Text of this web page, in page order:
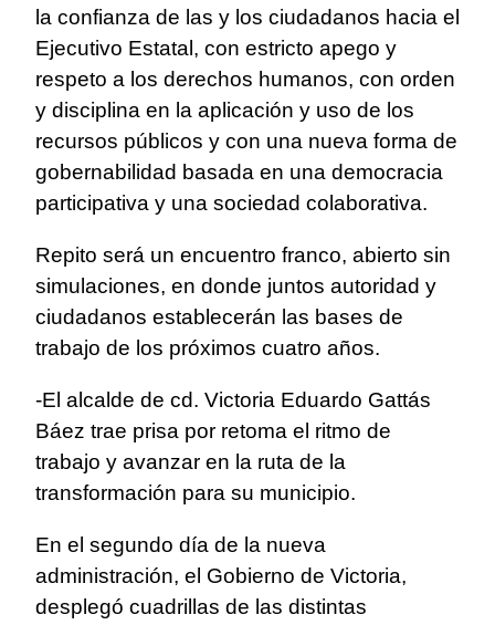
la confianza de las y los ciudadanos hacia el
Ejecutivo Estatal, con estricto apego y
respeto a los derechos humanos, con orden
y disciplina en la aplicación y uso de los
recursos públicos y con una nueva forma de
gobernabilidad basada en una democracia
participativa y una sociedad colaborativa.
Repito será un encuentro franco, abierto sin
simulaciones, en donde juntos autoridad y
ciudadanos establecerán las bases de
trabajo de los próximos cuatro años.
-El alcalde de cd. Victoria Eduardo Gattás
Báez trae prisa por retoma el ritmo de
trabajo y avanzar en la ruta de la
transformación para su municipio.
En el segundo día de la nueva
administración, el Gobierno de Victoria,
desplegó cuadrillas de las distintas